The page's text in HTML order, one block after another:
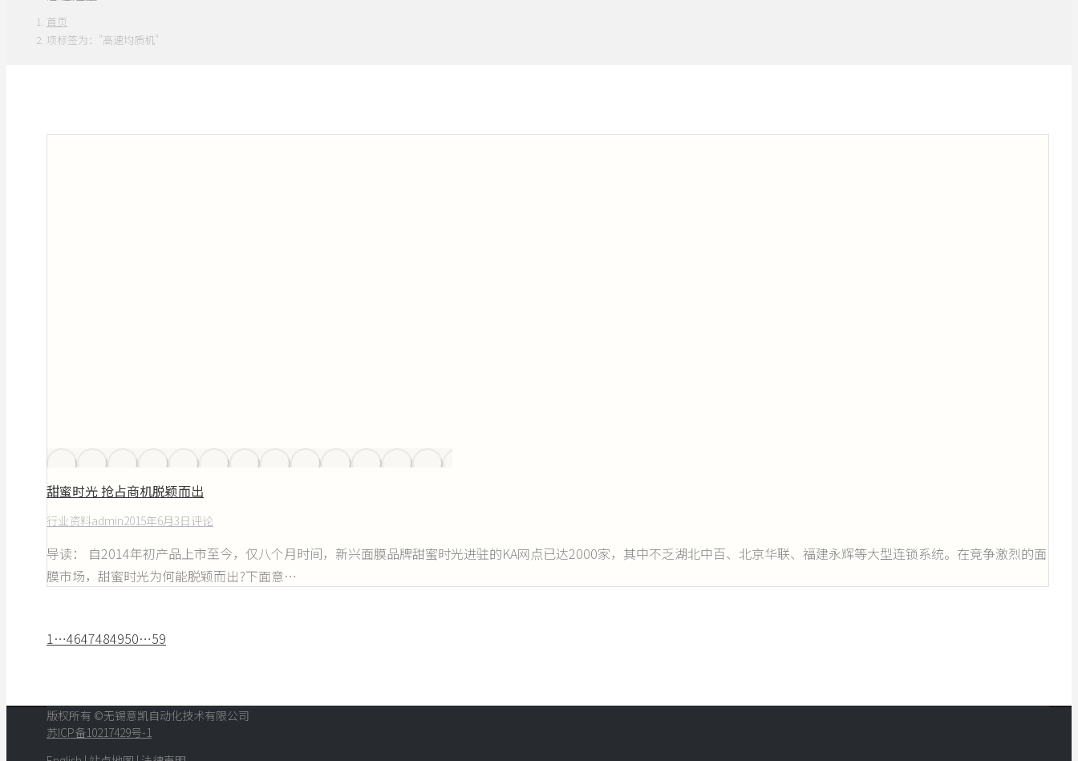
首页
项标签为："高速均质机"
甜蜜时光 抢占商机脱颖而出
行业资料admin2015年6月3日评论
导读： 自2014年初产品上市至今，仅八个月时间，新兴面膜品牌甜蜜时光进驻的KA网点已达2000家，其中不乏湖北中百、北京华联、福建永辉等大型连锁系统。在竞争激烈的面
膜市场，甜蜜时光为何能脱颖而出?下面意…
1…4647484950…59
版权所有 ©无锡意凯自动化技术有限公司
苏ICP备10217429号-1